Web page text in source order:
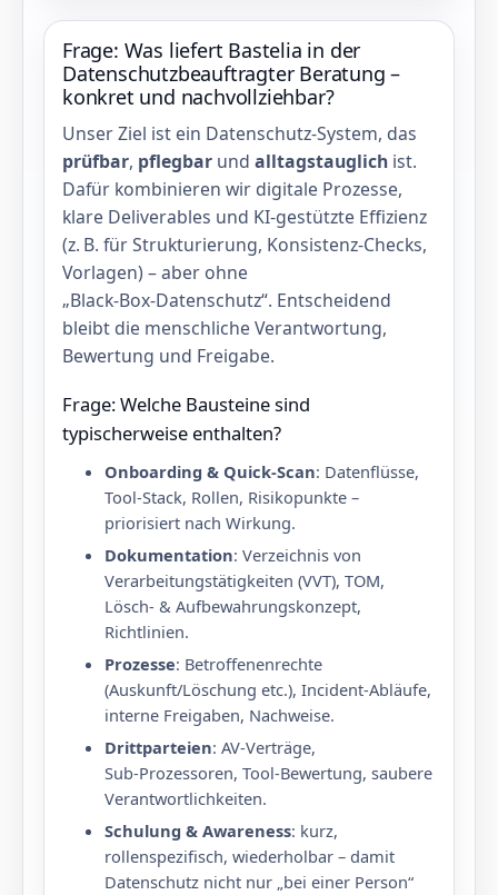
Frage: Was liefert Bastelia in der
Datenschutzbeauftragter Beratung –
konkret und nachvollziehbar?
Unser Ziel ist ein Datenschutz‑System, das
prüfbar, pflegbar und alltagstauglich ist.
Dafür kombinieren wir digitale Prozesse,
klare Deliverables und KI‑gestützte Effizienz
(z. B. für Strukturierung, Konsistenz‑Checks,
Vorlagen) – aber ohne
„Black‑Box‑Datenschutz“. Entscheidend
bleibt die menschliche Verantwortung,
Bewertung und Freigabe.
Frage: Welche Bausteine sind
typischerweise enthalten?
Onboarding & Quick‑Scan: Datenflüsse,
Tool‑Stack, Rollen, Risikopunkte –
priorisiert nach Wirkung.
Dokumentation: Verzeichnis von
Verarbeitungstätigkeiten (VVT), TOM,
Lösch- & Aufbewahrungskonzept,
Richtlinien.
Prozesse: Betroffenenrechte
(Auskunft/Löschung etc.), Incident‑Abläufe,
interne Freigaben, Nachweise.
Drittparteien: AV‑Verträge,
Sub‑Prozessoren, Tool‑Bewertung, saubere
Verantwortlichkeiten.
Schulung & Awareness: kurz,
rollenspezifisch, wiederholbar – damit
Datenschutz nicht nur „bei einer Person“